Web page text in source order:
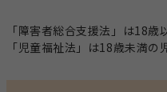
「障害者総合支援法」は18歳
「児童福祉法」は18歳未満の